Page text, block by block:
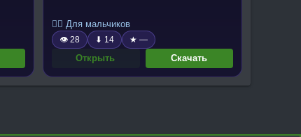
🧍‍♂️ Для мальчиков
👁 28 ⬇ 14 ★ —
Открыть Скачать